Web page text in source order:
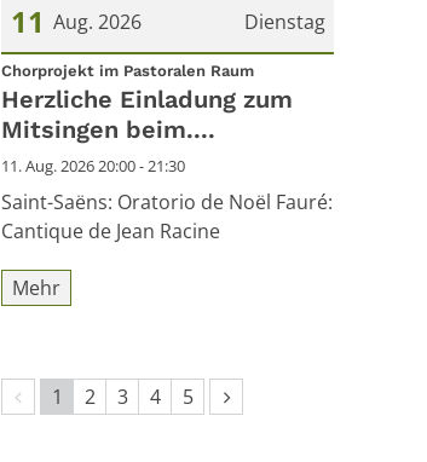
Dienstag
11 Aug. 2026
Datum: 11. August 2026
Chorprojekt im Pastoralen Raum:
Herzliche Einladung zum
Mitsingen beim....
11. Aug. 2026 20:00 - 21:30
Saint-Saëns: Oratorio de Noël Fauré:
Cantique de Jean Racine
Mehr
Vorherige Seite
1 2 3 4 5 Nächste Seite